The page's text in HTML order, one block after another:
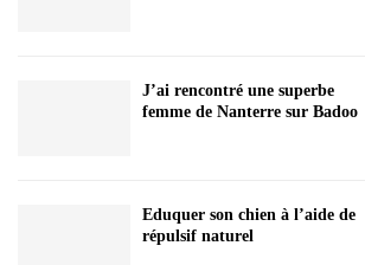
J’ai rencontré une superbe
femme de Nanterre sur Badoo
Eduquer son chien à l’aide de
répulsif naturel